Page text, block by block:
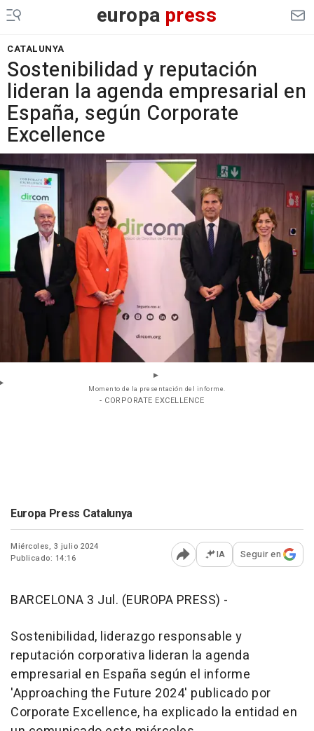
europa press
CATALUNYA
Sostenibilidad y reputación
lideran la agenda empresarial en
España, según Corporate
Excellence
Momento de la presentación del informe.
- CORPORATE EXCELLENCE
Europa Press Catalunya
Miércoles, 3 julio 2024
Publicado: 14:16
Abrir opciones para
IA Seguir en
BARCELONA 3 Jul. (EUROPA PRESS) -
Sostenibilidad, liderazgo responsable y
reputación corporativa lideran la agenda
empresarial en España según el informe
'Approaching the Future 2024' publicado por
Corporate Excellence, ha explicado la entidad en